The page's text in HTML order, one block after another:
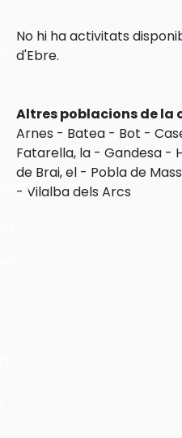
No hi ha activitats
d'Ebre.
Altres poblacions de la
Arnes - Batea - Bot -
Fatarella, la - Gandesa -
de Brai, el - Pobla de
- Vilalba dels Arcs